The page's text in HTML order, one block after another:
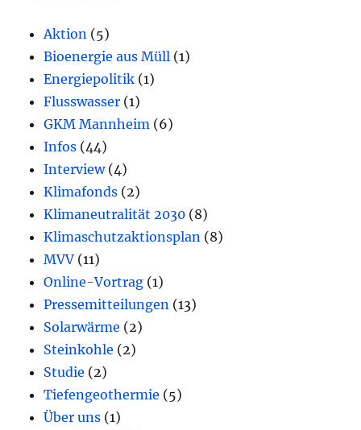
Aktion (5)
Bioenergie aus Müll (1)
Energiepolitik (1)
Flusswasser (1)
GKM Mannheim (6)
Infos (44)
Interview(4)
Klimafonds (2)
Klimaneutralität 2030 (8)
Klimaschutzaktionsplan (8)
MVV (11)
Online-Vortrag (1)
Pressemitteilungen (13)
Solarwärme (2)
Steinkohle (2)
Studie (2)
Tiefengeothermie (5)
Über uns (1)